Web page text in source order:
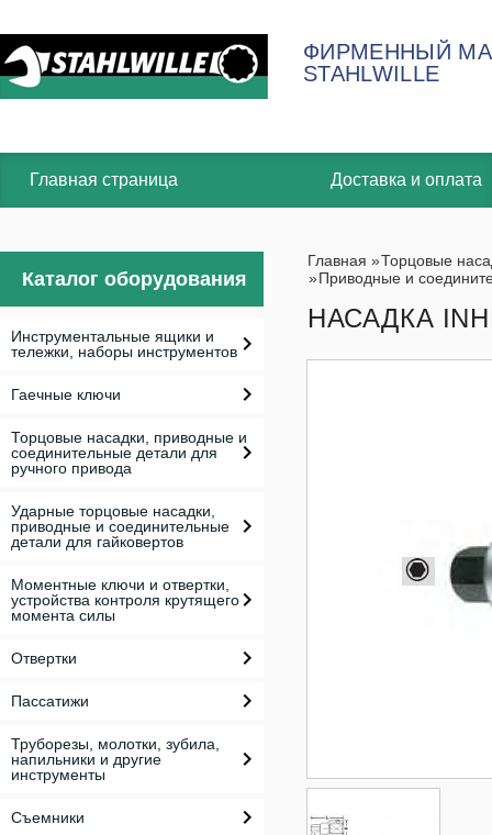
ФИРМЕННЫЙ
STAHLWILLE
Главная страница Доставка и оплата
Каталог оборудования
Инструментальные ящики и
тележки, наборы инструментов
Гаечные ключи
Торцовые насадки, приводные и
соединительные детали для
ручного привода
Ударные торцовые насадки,
приводные и соединительные
детали для гайковертов
Моментные ключи и отвертки,
устройства контроля крутящего
момента силы
Отвертки
Пассатижи
Труборезы, молотки, зубила,
напильники и другие
инструменты
Съемники
Главная »Торцовые
»Приводные и
НАСАДКА